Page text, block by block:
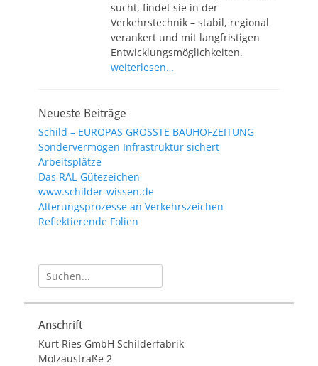
sucht, findet sie in der
Verkehrstechnik – stabil, regional
verankert und mit langfristigen
Entwicklungsmöglichkeiten.
weiterlesen…
Neueste Beiträge
Schild – EUROPAS GRÖSSTE BAUHOFZEITUNG
Sondervermögen Infrastruktur sichert
Arbeitsplätze
Das RAL-Gütezeichen
www.schilder-wissen.de
Alterungsprozesse an Verkehrszeichen
Reflektierende Folien
Suche
nach:
Anschrift
Kurt Ries GmbH Schilderfabrik
Molzaustraße 2